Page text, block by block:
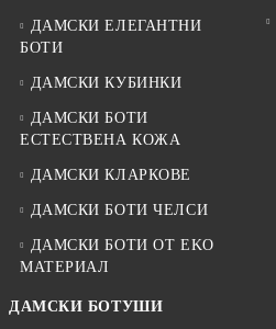
ДАМСКИ ЕЛЕГАНТНИ
БОТИ
ДАМСКИ КУБИНКИ
ДАМСКИ БОТИ
ЕСТЕСТВЕНА КОЖА
ДАМСКИ КЛАРКОВЕ
ДАМСКИ БОТИ ЧЕЛСИ
ДАМСКИ БОТИ ОТ EKO
МАТЕРИАЛ
ДАМСКИ БОТУШИ